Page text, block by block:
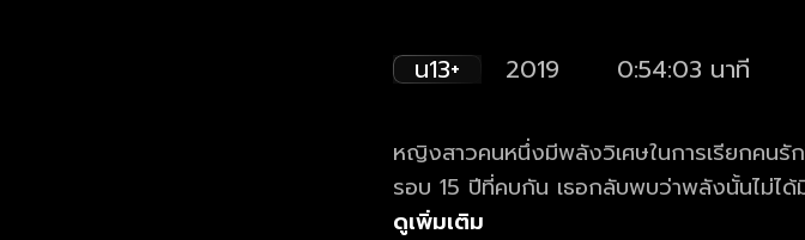
น13+ 2019 0:54:03 นาที
หญิงสาวคนหนึ่งมีพลังวิเศษในการเรียกคนรั
รอบ 15 ปีที่คบกัน เธอกลับพบว่าพลังนั้นไม่ได้
วุ่นวายมากมายจึงเกิดขึ้น
ดูเพิ่มเติม